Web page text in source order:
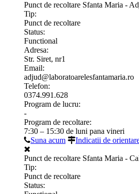
Punct de recoltare Sfanta Maria -
Tip:
Punct de recoltare
Status:
Functional
Adresa:
Str. Siret, nr1
Email:
adjud@laboratoarelesfantamaria.ro
Telefon:
0374.991.628
Program de lucru:
-
Program de recoltare:
7:30 – 15:30 de luni pana vineri
Suna acum
Indicatii de
Punct de recoltare Sfanta Maria -
Tip:
Punct de recoltare
Status: